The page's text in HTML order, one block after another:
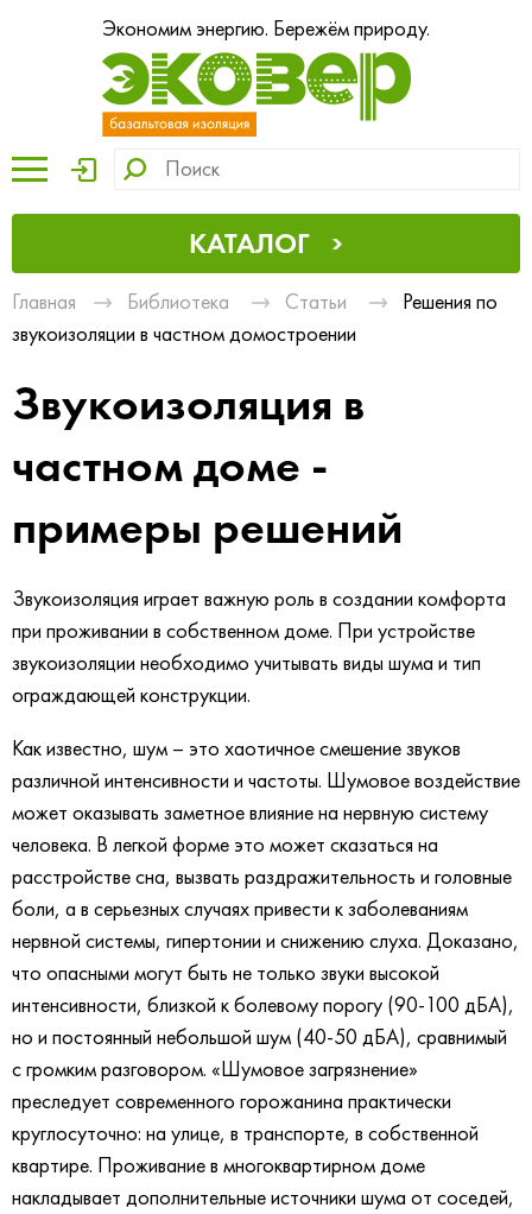
Экономим энергию. Бережём природу.
КАТАЛОГ
Главная Библиотека Статьи
Решения по
звукоизоляции в частном домостроении
Звукоизоляция в
частном доме -
примеры решений
Звукоизоляция играет важную роль в создании комфорта
при проживании в собственном доме. При устройстве
звукоизоляции необходимо учитывать виды шума и тип
ограждающей конструкции.
Как известно, шум – это хаотичное смешение звуков
различной интенсивности и частоты. Шумовое воздействие
может оказывать заметное влияние на нервную систему
человека. В легкой форме это может сказаться на
расстройстве сна, вызвать раздражительность и головные
боли, а в серьезных случаях привести к заболеваниям
нервной системы, гипертонии и снижению слуха. Доказано,
что опасными могут быть не только звуки высокой
интенсивности, близкой к болевому порогу (90-100 дБА),
но и постоянный небольшой шум (40-50 дБА), сравнимый
с громким разговором. «Шумовое загрязнение»
преследует современного горожанина практически
круглосуточно: на улице, в транспорте, в собственной
квартире. Проживание в многоквартирном доме
накладывает дополнительные источники шума от соседей,